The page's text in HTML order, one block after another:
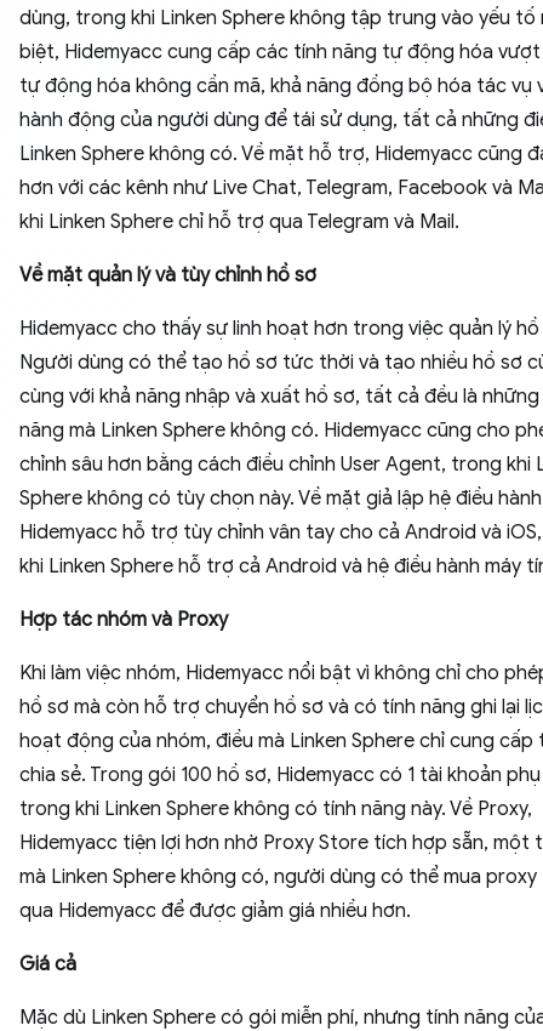
dùng, trong khi Linken Sphere không tập trung vào yếu tố
biệt, Hidemyacc cung cấp các tính năng tự động hóa
tự động hóa không cần mã, khả năng đồng bộ hóa tác vụ
hành động của người dùng để tái sử dụng, tất cả những
Linken Sphere không có. Về mặt hỗ trợ, Hidemyacc cũng
hơn với các kênh như Live Chat, Telegram, Facebook và
khi Linken Sphere chỉ hỗ trợ qua Telegram và Mail.
Về mặt quản lý và tùy chỉnh hồ sơ
Hidemyacc cho thấy sự linh hoạt hơn trong việc quản lý
Người dùng có thể tạo hồ sơ tức thời và tạo nhiều hồ sơ
cùng với khả năng nhập và xuất hồ sơ, tất cả đều là
năng mà Linken Sphere không có. Hidemyacc cũng cho
chỉnh sâu hơn bằng cách điều chỉnh User Agent, trong khi
Sphere không có tùy chọn này. Về mặt giả lập hệ điều
Hidemyacc hỗ trợ tùy chỉnh vân tay cho cả Android và
khi Linken Sphere hỗ trợ cả Android và hệ điều hành máy
Hợp tác nhóm và Proxy
Khi làm việc nhóm, Hidemyacc nổi bật vì không chỉ cho
hồ sơ mà còn hỗ trợ chuyển hồ sơ và có tính năng ghi lại
hoạt động của nhóm, điều mà Linken Sphere chỉ cung cấp
chia sẻ. Trong gói 100 hồ sơ, Hidemyacc có 1 tài khoản
trong khi Linken Sphere không có tính năng này. Về Proxy,
Hidemyacc tiện lợi hơn nhờ Proxy Store tích hợp sẵn, một
mà Linken Sphere không có, người dùng có thể mua
qua Hidemyacc để được giảm giá nhiều hơn.
Giá cả
Mặc dù Linken Sphere có gói miễn phí, nhưng tính năng